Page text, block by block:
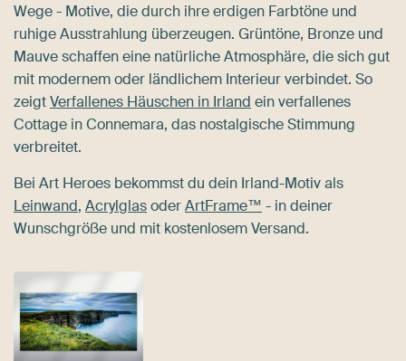
Wege - Motive, die durch ihre erdigen Farbtöne und
ruhige Ausstrahlung überzeugen. Grüntöne, Bronze und
Mauve schaffen eine natürliche Atmosphäre, die sich gut
mit modernem oder ländlichem Interieur verbindet. So
zeigtVerfallenes Häuschen in Irland ein verfallenes
Cottage in Connemara, das nostalgische Stimmung
verbreitet.
Bei Art Heroes bekommst du dein Irland-Motiv als
Leinwand, AcrylglasoderArtFrame™ - in deiner
Wunschgröße und mit kostenlosem Versand.